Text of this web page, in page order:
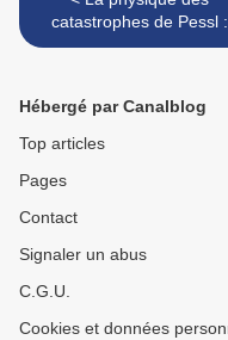
catastrophes de Pessl :
ISSN 2607-0006
Hébergé par Canalblog
Top articles
Pages
Contact
Signaler un abus
C.G.U.
Cookies et données